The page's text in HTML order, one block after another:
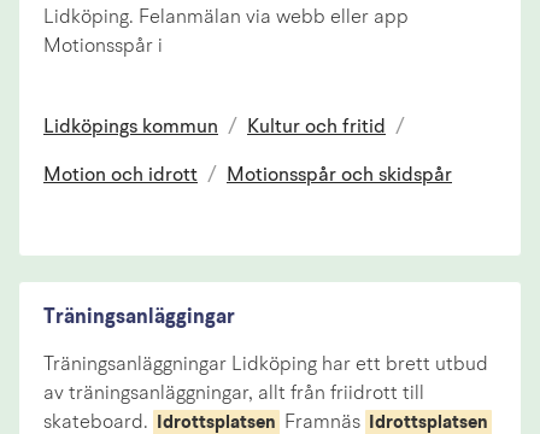
Lidköping. Felanmälan via webb eller app
Motionsspår i
Lidköpings kommun / Kultur och fritid /
Motion och idrott / Motionsspår och skidspår
Träningsanläggingar
Träningsanläggningar Lidköping har ett brett utbud
av träningsanläggningar, allt från friidrott till
skateboard.
Idrottsplatsen Framnäs Idrottsplatsen